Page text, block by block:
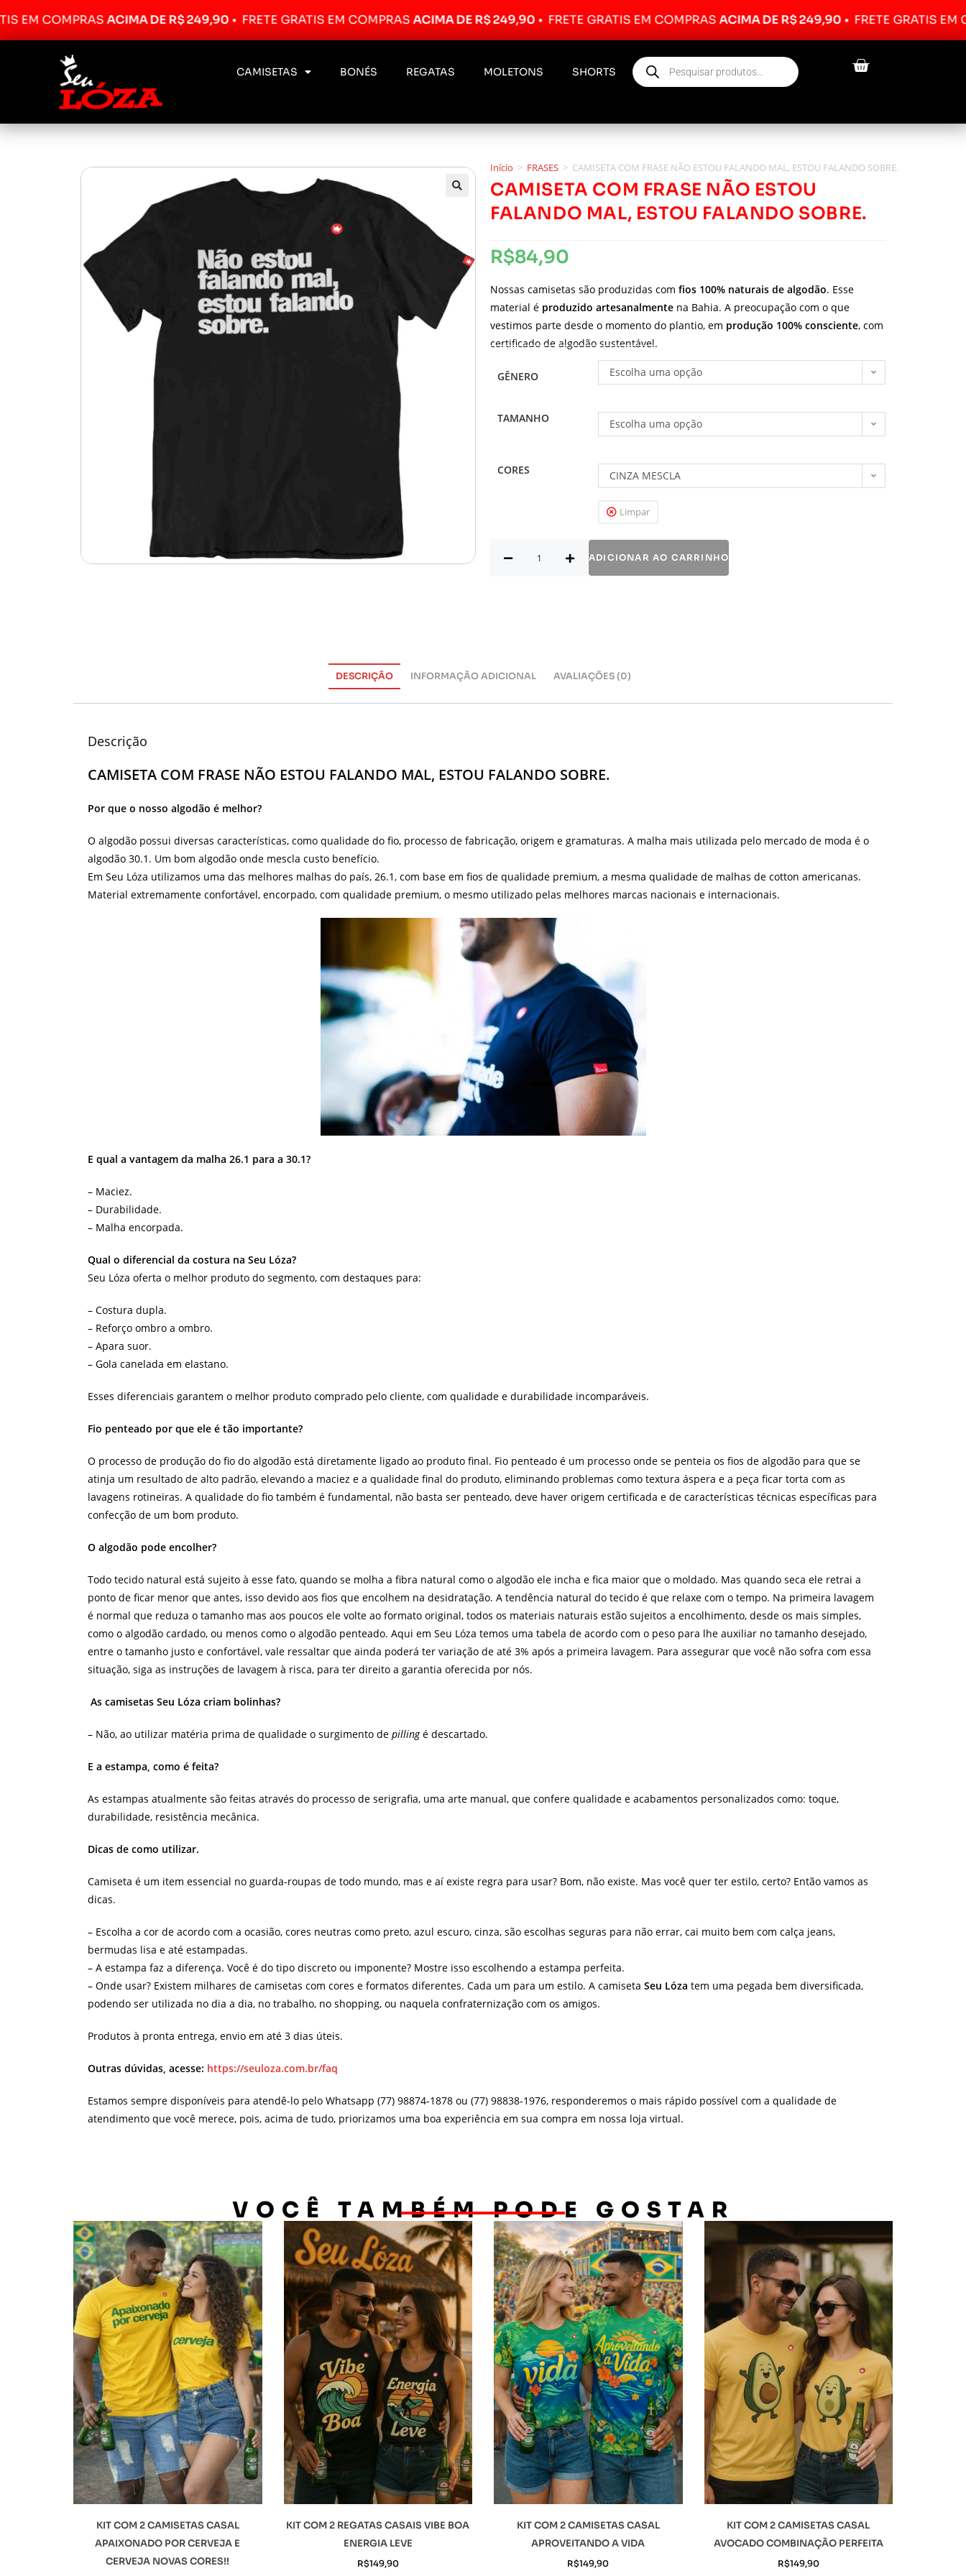
ACIMA DE R$ 249,90• FRETE GRÁTIS EM COMPRASACIMA DE R$ 249,90• FRETE GRÁTIS EM COMPRASACIMA DE R$ 249,90• FRETE GRÁTIS EM
CAMISETAS BONÉS REGATAS MOLETONS SHORTS
Início > FRASES > CAMISETA COM FRASE NÃO ESTOU FALANDO MAL, ESTOU FALANDO SOBRE.
CAMISETA COM FRASE NÃO ESTOU
FALANDO MAL, ESTOU FALANDO SOBRE.
R$84,90
Nossas camisetas são produzidas com fios 100% naturais de algodão. Esse
material é produzido artesanalmente na Bahia. A preocupação com o que
vestimos parte desde o momento do plantio, em produção 100% consciente, com
certificado de algodão sustentável.
GÊNERO Escolha uma opção
TAMANHO Escolha uma opção
CORES CINZA MESCLA
Limpar
ADICIONAR AO CARRINHO
DESCRIÇÃO INFORMAÇÃO ADICIONAL AVALIAÇÕES (0)
Descrição
CAMISETA COM FRASE NÃO ESTOU FALANDO MAL, ESTOU FALANDO SOBRE.
Por que o nosso algodão é melhor?
O algodão possui diversas características, como qualidade do fio, processo de fabricação, origem e gramaturas. A malha mais utilizada pelo mercado de moda é o
algodão 30.1. Um bom algodão onde mescla custo benefício.
Em Seu Lóza utilizamos uma das melhores malhas do país, 26.1, com base em fios de qualidade premium, a mesma qualidade de malhas de cotton americanas.
Material extremamente confortável, encorpado, com qualidade premium, o mesmo utilizado pelas melhores marcas nacionais e internacionais.
E qual a vantagem da malha 26.1 para a 30.1?
– Maciez.
– Durabilidade.
– Malha encorpada.
Qual o diferencial da costura na Seu Lóza?
Seu Lóza oferta o melhor produto do segmento, com destaques para:
– Costura dupla.
– Reforço ombro a ombro.
– Apara suor.
– Gola canelada em elastano.
Esses diferenciais garantem o melhor produto comprado pelo cliente, com qualidade e durabilidade incomparáveis.
Fio penteado por que ele é tão importante?
O processo de produção do fio do algodão está diretamente ligado ao produto final. Fio penteado é um processo onde se penteia os fios de algodão para que se
atinja um resultado de alto padrão, elevando a maciez e a qualidade final do produto, eliminando problemas como textura áspera e a peça ficar torta com as
lavagens rotineiras. A qualidade do fio também é fundamental, não basta ser penteado, deve haver origem certificada e de características técnicas específicas para
confecção de um bom produto.
O algodão pode encolher?
Todo tecido natural está sujeito à esse fato, quando se molha a fibra natural como o algodão ele incha e fica maior que o moldado. Mas quando seca ele retrai a
ponto de ficar menor que antes, isso devido aos fios que encolhem na desidratação. A tendência natural do tecido é que relaxe com o tempo. Na primeira lavagem
é normal que reduza o tamanho mas aos poucos ele volte ao formato original, todos os materiais naturais estão sujeitos a encolhimento, desde os mais simples,
como o algodão cardado, ou menos como o algodão penteado. Aqui em Seu Lóza temos uma tabela de acordo com o peso para lhe auxiliar no tamanho desejado,
entre o tamanho justo e confortável, vale ressaltar que ainda poderá ter variação de até 3% após a primeira lavagem. Para assegurar que você não sofra com essa
situação, siga as instruções de lavagem à risca, para ter direito a garantia oferecida por nós.
As camisetas Seu Lóza criam bolinhas?
– Não, ao utilizar matéria prima de qualidade o surgimento de pillingé descartado.
E a estampa, como é feita?
As estampas atualmente são feitas através do processo de serigrafia, uma arte manual, que confere qualidade e acabamentos personalizados como: toque,
durabilidade, resistência mecânica.
Dicas de como utilizar.
Camiseta é um item essencial no guarda-roupas de todo mundo, mas e aí existe regra para usar? Bom, não existe. Mas você quer ter estilo, certo? Então vamos as
dicas.
– Escolha a cor de acordo com a ocasião, cores neutras como preto, azul escuro, cinza, são escolhas seguras para não errar, cai muito bem com calça jeans,
bermudas lisa e até estampadas.
– A estampa faz a diferença. Você é do tipo discreto ou imponente? Mostre isso escolhendo a estampa perfeita.
– Onde usar? Existem milhares de camisetas com cores e formatos diferentes. Cada um para um estilo. A camiseta Seu Lóza tem uma pegada bem diversificada,
podendo ser utilizada no dia a dia, no trabalho, no shopping, ou naquela confraternização com os amigos.
Produtos à pronta entrega, envio em até 3 dias úteis.
Outras dúvidas, acesse: https://seuloza.com.br/faq
Estamos sempre disponíveis para atendê-lo pelo Whatsapp (77) 98874-1878 ou (77) 98838-1976, responderemos o mais rápido possível com a qualidade de
atendimento que você merece, pois, acima de tudo, priorizamos uma boa experiência em sua compra em nossa loja virtual.
VOCÊ TAMBÉM PODE GOSTAR
KIT COM 2 CAMISETAS CASAL
APAIXONADO POR CERVEJA E
CERVEJA NOVAS CORES!!
KIT COM 2 REGATAS CASAIS VIBE BOA
ENERGIA LEVE
R$149,90
KIT COM 2 CAMISETAS CASAL
APROVEITANDO A VIDA
R$149,90
KIT COM 2 CAMISETAS CASAL
AVOCADO COMBINAÇÃO PERFEITA
R$149,90